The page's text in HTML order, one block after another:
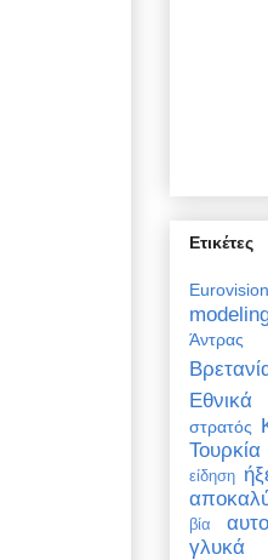
Ετικέτες
Eurovision
Άντρας
Εθνικά
στρατός
Τουρκία
είδηση
βία
γλυκά